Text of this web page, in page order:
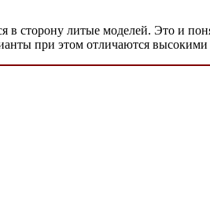
сторону литые моделей. Это и
при этом отличаются